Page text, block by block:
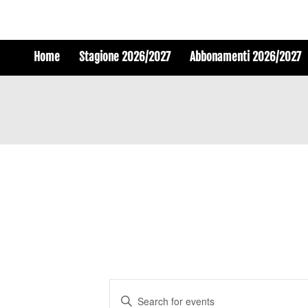
Home Stagione 2026/2027 Abbonamenti 2026/2027
Events
Enter